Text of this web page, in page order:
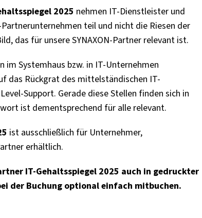
2025 nehmen IT-Dienstleister und
teil und nicht die Riesen der
das für unsere SYNAXON-Partner relevant ist.
Systemhaus bzw. in IT-Unternehmen
das Rückgrat des mittelständischen IT-
Support. Gerade diese Stellen finden sich in
ist dementsprechend für alle relevant.
ist ausschließlich für Unternehmer,
erhältlich.
IT-Gehaltsspiegel 2025 auch in gedruckter
der Buchung optional einfach mitbuchen.